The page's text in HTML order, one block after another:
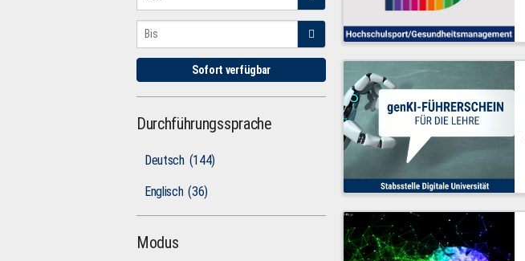
Sofort verfügbar
Durchführungssprache
Deutsch (144)
Englisch (36)
Modus